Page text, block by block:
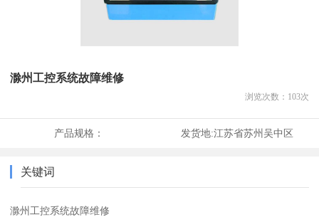
滁州工控系统故障维修
浏览次数： 103次
产品规格： 发货地:江苏省苏州吴中区
关键词
滁州工控系统故障维修